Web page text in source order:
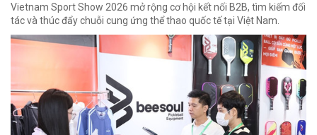
Vietnam Sport Show 2026 mở rộng cơ hội kết nối B2B, tìm kiếm đối
tác và thúc đẩy chuỗi cung ứng thể thao quốc tế tại Việt Nam.